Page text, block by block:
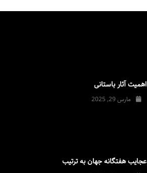
اهمیت آثار باستانی
مارس 29, 2025
عجایب هفتگانه جهان به ترتیب